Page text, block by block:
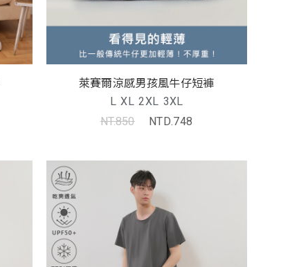
萊賽爾涼感男孩風牛仔短褲
L XL 2XL 3XL
NT.850
NTD.748